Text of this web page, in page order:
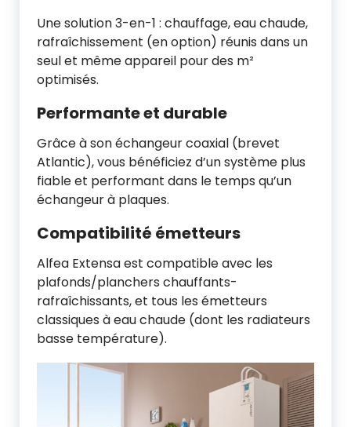
Une solution 3-en-1 : chauffage, eau chaude,
rafraîchissement (en option) réunis dans un
seul et même appareil pour des m²
optimisés.
Performante et durable
Grâce à son échangeur coaxial (brevet
Atlantic), vous bénéficiez d’un système plus
fiable et performant dans le temps qu’un
échangeur à plaques.
Compatibilité émetteurs
Alfea Extensa est compatible avec les
plafonds/planchers chauffants-
rafraîchissants, et tous les émetteurs
classiques à eau chaude (dont les radiateurs
basse température).